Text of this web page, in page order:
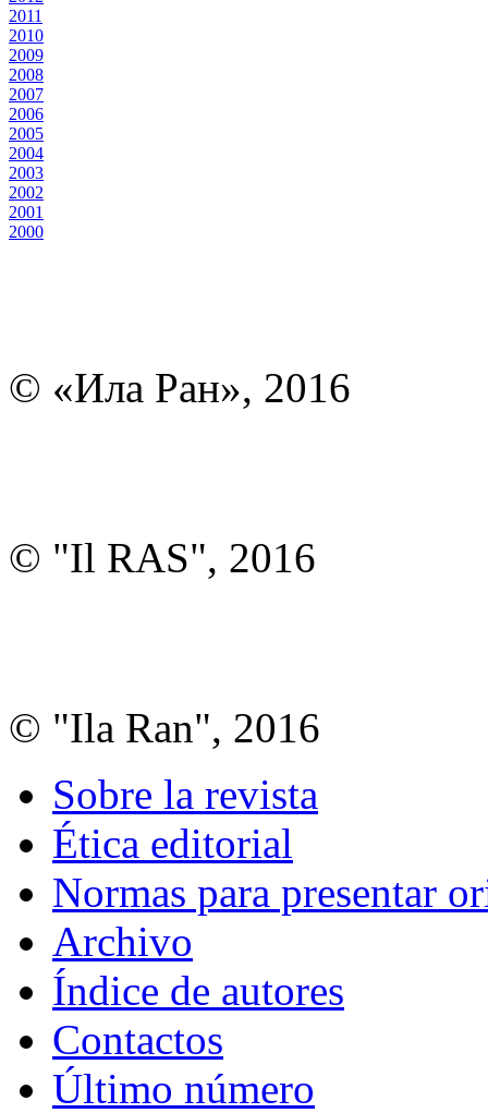
2011
2010
2009
2008
2007
2006
2005
2004
2003
2002
2001
2000
© «Ила Ран», 2016
© "Il RAS", 2016
© "Ila Ran", 2016
Sobre la revista
Ética editorial
Normas para presentar
Archivo
Índice de autores
Contactos
Último número